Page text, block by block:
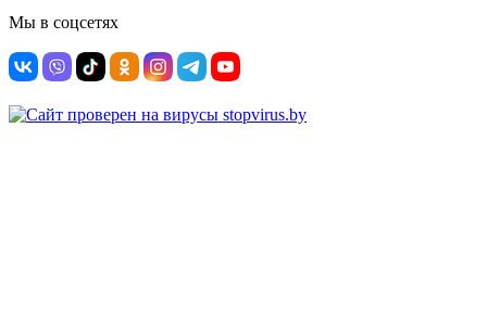
Мы в соцсетях